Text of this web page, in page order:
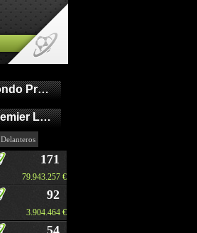
Último video del futmondo Premier League
Plantilla - futmondo Premier League
Delanteros
171
79.943.257 €
92
3.904.464 €
54